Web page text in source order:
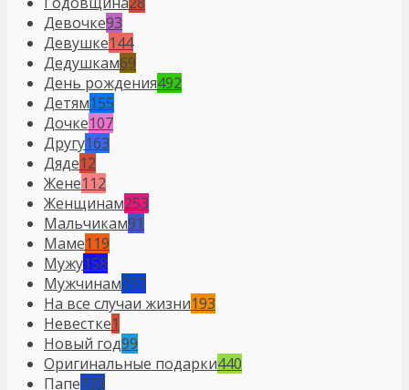
Девочке93
Девушке144
Дедушкам69
День рождения492
Детям155
Дочке107
Другу163
Дяде12
Жене112
Женщинам253
Мальчикам91
Маме119
Мужу158
Мужчинам297
На все случаи жизни193
Невестке1
Новый год99
Оригинальные подарки440
Папе123